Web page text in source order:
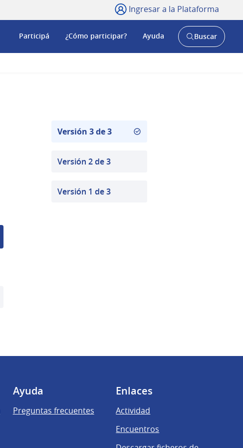
Ingresar a la Plataforma
Participá ¿Cómo participar? Ayuda
AbrirBuscar
Versión 3 de 3
Versión 2 de 3
Versión 1 de 3
Ayuda
Preguntas frecuentes
Enlaces
Actividad
Encuentros